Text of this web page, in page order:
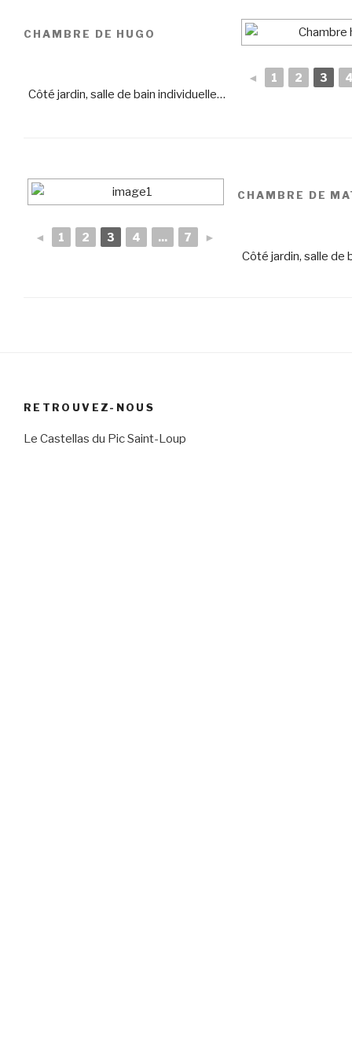
CHAMBRE DE HUGO
Côté jardin, salle de bain individuelle…
◄ 1 2 3
◄ 1 2 3 4 ... 7 ►
CHAMBRE DE
Côté jardin, salle de
RETROUVEZ-NOUS
Le Castellas du Pic Saint-Loup